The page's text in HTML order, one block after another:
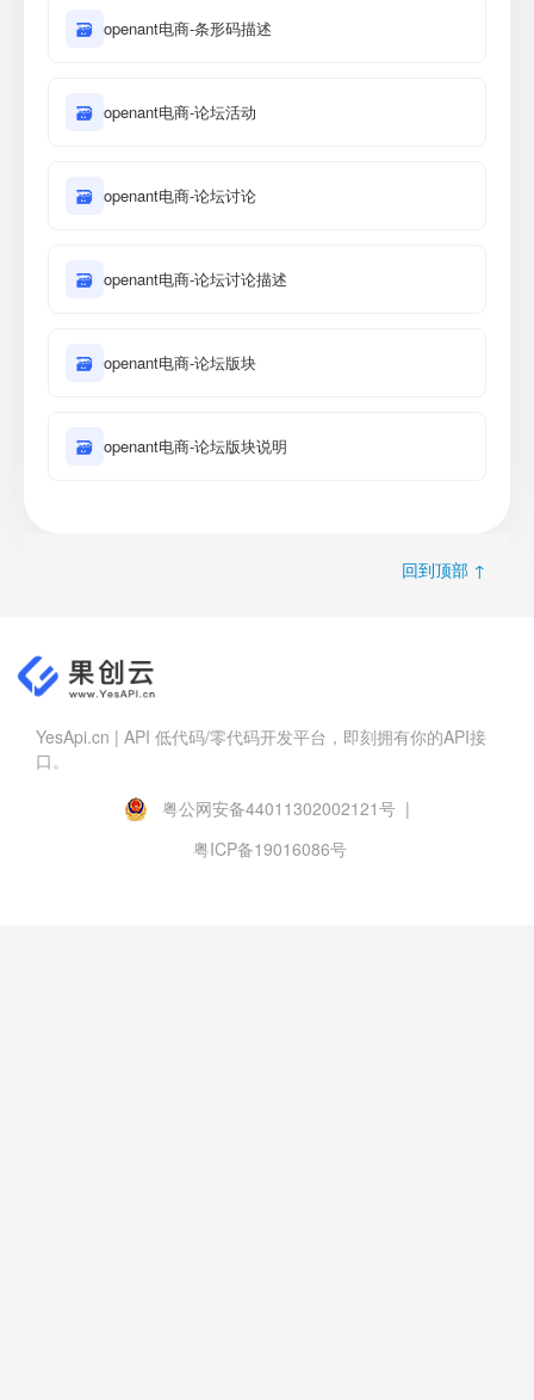
🗃 openant电商-条形码描述
🗃 openant电商-论坛活动
🗃 openant电商-论坛讨论
🗃 openant电商-论坛讨论描述
🗃 openant电商-论坛版块
🗃 openant电商-论坛版块说明
回到顶部 ↑
YesApi.cn | API 低代码/零代码开发平台，即刻拥有你的API接
口。
粤公网安备44011302002121号 |
粤ICP备19016086号